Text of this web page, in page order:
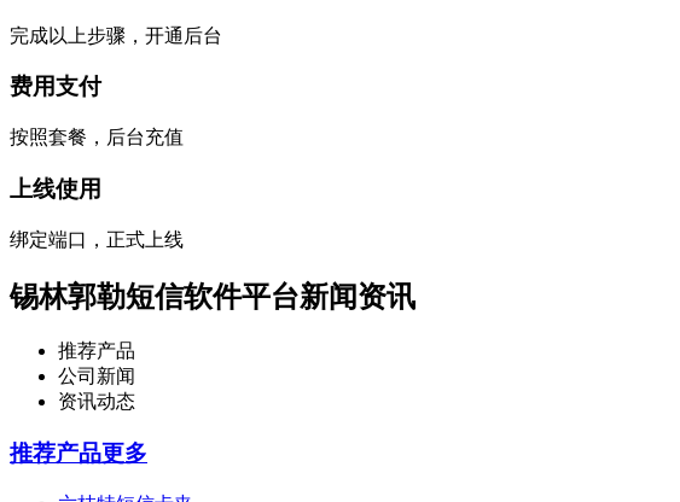
完成以上步骤，开通后台
费用支付
按照套餐，后台充值
上线使用
绑定端口，正式上线
锡林郭勒短信软件平台新闻资讯
推荐产品
公司新闻
资讯动态
推荐产品更多